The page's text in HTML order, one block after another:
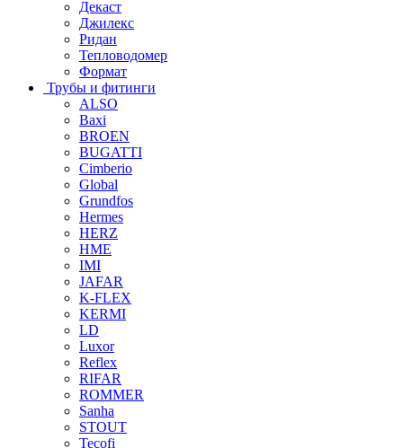
Декаст
Джилекс
Ридан
Тепловодомер
Формат
Трубы и фитинги
ALSO
Baxi
BROEN
BUGATTI
Cimberio
Global
Grundfos
Hermes
HERZ
HME
IMI
JAFAR
K-FLEX
KERMI
LD
Luxor
Reflex
RIFAR
ROMMER
Sanha
STOUT
Tecofi